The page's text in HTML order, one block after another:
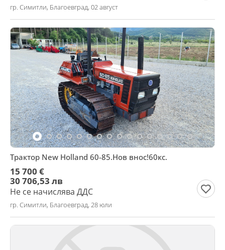
гр. Симитли, Благоевград, 02 август
Трактор New Holland 60-85.Нов внос!60кс.
15 700 €
30 706,53 лв
Не се начислява ДДС
гр. Симитли, Благоевград, 28 юли